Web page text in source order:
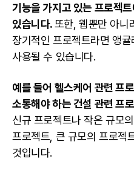
기능을 가지고 있는 프로젝
있습니다.또한, 웹뿐만 아니
장기적인 프로젝트라면 앵
사용될 수 있습니다.
예를 들어 헬스케어 관련 프
소통해야 하는 건설 관련 프
신규 프로젝트나 작은 규모
프로젝트, 큰 규모의 프로젝
것입니다.